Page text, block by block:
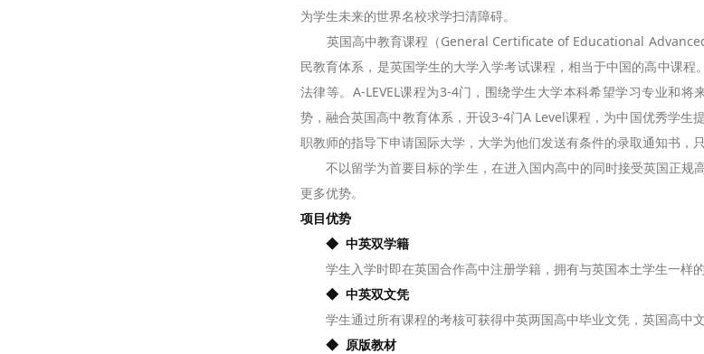
为学生未来的世界名校求学扫清障碍。
英国高中教育课程（General Certificate of Educational Advanced
民教育体系，是英国学生的大学入学考试课程，相当于中国的高中课
法律等。A-LEVEL课程为3-4门，围绕学生大学本科希望学习专业和
势，融合英国高中教育体系，开设3-4门A Level课程，为中国优秀学
职教师的指导下申请国际大学，大学为他们发送有条件的录取通知书，
不以留学为首要目标的学生，在进入国内高中的同时接受英国正规
更多优势。
项目优势
◆ 中英双学籍
学生入学时即在英国合作高中注册学籍，拥有与英国本土学生一样的
◆ 中英双文凭
学生通过所有课程的考核可获得中英两国高中毕业文凭，英国高中
◆ 原版教材